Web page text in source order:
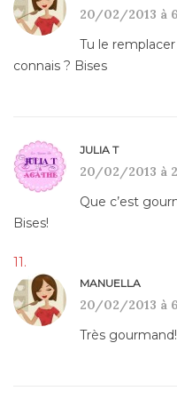
20/02/2013 à
Tu le
connais ? Bises
JULIA T
20/02/2013 à
Que c’est
Bises!
MANUELLA
20/02/2013 à
Très